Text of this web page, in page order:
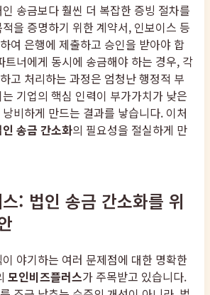
송금보다 훨씬 더 복잡한 증빙 절차를
을 증명하기 위한 계약서, 인보이스 등
여 은행에 제출하고 승인을 받아야 합
트너에게 동시에 송금해야 하는 경우, 각
고 처리하는 과정은 엄청난 행정적 부
기업의 핵심 인력이 부가가치가 낮은
비하게 만드는 결과를 낳습니다. 이처
인 송금 간소화의 필요성을 절실하게 만
: 법인 송금 간소화를 위
야기하는 여러 문제점에 대한 명확한
모인비즈플러스가 주목받고 있습니다.